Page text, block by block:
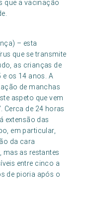
que a vacinação
– esta
que se transmite
as crianças de
os 14 anos. A
de manchas
aspeto que vem
Cerca de 24 horas
extensão das
em particular,
da cara
mas as restantes
entre cinco a
de pioria após o